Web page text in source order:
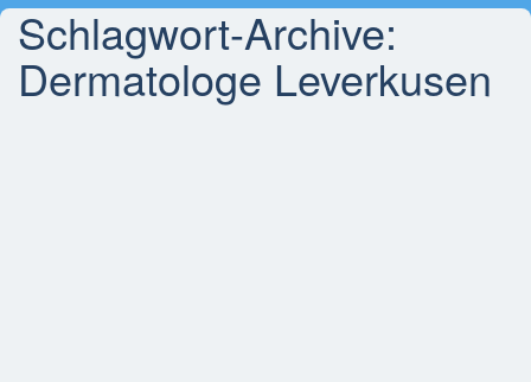
Schlagwort-Archive:
Dermatologe Leverkusen